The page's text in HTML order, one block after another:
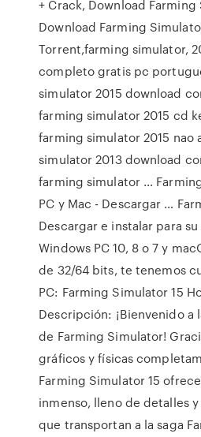
+ Crack, Download Farming
Download Farming
Torrent,farming simulator,
completo gratis pc
simulator 2015 download
farming simulator 2015 cd
farming simulator 2015 nao
simulator 2013 download
farming simulator …
PC y Mac - Descargar …
Descargar e instalar para
Windows PC 10, 8 o 7 y
de 32/64 bits, te tenemos
PC: Farming Simulator 15
Descripción: ¡Bienvenido a
de Farming Simulator!
gráficos y físicas
Farming Simulator 15
inmenso, lleno de detalles
que transportan a la saga